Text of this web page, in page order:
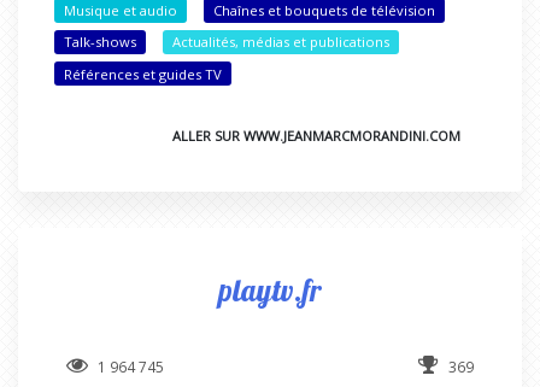
Musique et audio
Chaînes et bouquets de télévision
Talk-shows
Actualités, médias et publications
Références et guides TV
ALLER SUR WWW.JEANMARCMORANDINI.COM
playtv.fr
1 964 745 369